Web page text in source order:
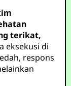
terikat,
eksekusi di
respons